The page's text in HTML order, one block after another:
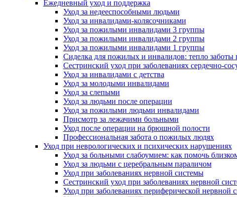
Ежедневный уход и поддержка
Уход за недееспособными людьми
Уход за инвалидами-колясочниками
Уход за пожилыми инвалидами 3 группы
Уход за пожилыми инвалидами 2 группы
Уход за пожилыми инвалидами 1 группы
Сиделка для пожилых и инвалидов: тепло заботы
Сестринский уход при заболеваниях сердечно-
Уход за инвалидами с детства
Уход за молодыми инвалидами
Уход за слепыми
Уход за людьми после операции
Уход за пожилыми людьми инвалидами
Присмотр за лежачими больными
Уход после операции на брюшной полости
Профессиональная забота о пожилых людях
Уход при неврологических и психических нарушениях
Уход за больными слабоумием: как помочь
Уход за людьми с церебральным параличом
Уход при заболеваниях нервной системы
Сестринский уход при заболеваниях нервной
Уход при заболеваниях периферической нервной